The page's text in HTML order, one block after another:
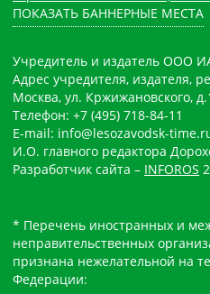
ПОКАЗАТЬ БАННЕРНЫЕ МЕСТА
Учредитель и издатель ООО
Адрес учредителя, издателя,
Москва, ул. Кржижановского,
Телефон: +7 (495) 718-84-11
E-mail: info@lesozavodsk-
И.О. главного редактора
Разработчик сайта – INFOROS
* Перечень иностранных и
неправительственных
признана нежелательной на
Федерации: